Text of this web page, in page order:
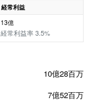
経常利益
13億
経常利益率 3.5%
10億28百万
7億52百万